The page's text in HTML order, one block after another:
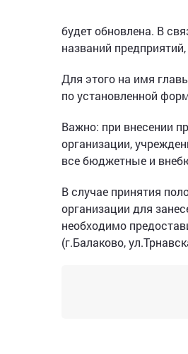
будет обновлена. В
названий
Для этого на имя
по установленной
Важно: при внесении
организации,
все бюджетные и
В случае принятия
организации для
необходимо
(г.Балаково,